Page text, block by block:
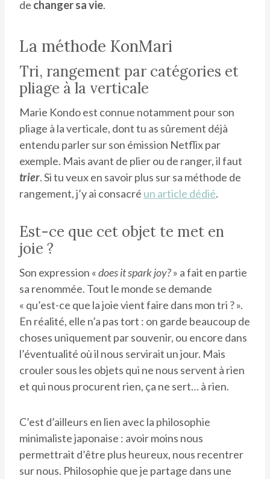
de changer sa vie.
La méthode KonMari
Tri, rangement par catégories et
pliage à la verticale
Marie Kondo est connue notamment pour son
pliage à la verticale, dont tu as sûrement déjà
entendu parler sur son émission Netflix par
exemple. Mais avant de plier ou de ranger, il faut
trier. Si tu veux en savoir plus sur sa méthode de
rangement, j’y ai consacré un article dédié.
Est-ce que cet objet te met en
joie ?
Son expression «does it spark joy?» a fait en partie
sa renommée. Tout le monde se demande
« qu’est-ce que la joie vient faire dans mon tri ? ».
En réalité, elle n’a pas tort : on garde beaucoup de
choses uniquement par souvenir, ou encore dans
l’éventualité où il nous servirait un jour. Mais
crouler sous les objets qui ne nous servent à rien
et qui nous procurent rien, ça ne sert… à rien.
C’est d’ailleurs en lien avec la philosophie
minimaliste japonaise : avoir moins nous
permettrait d’être plus heureux, nous recentrer
sur nous. Philosophie que je partage dans une